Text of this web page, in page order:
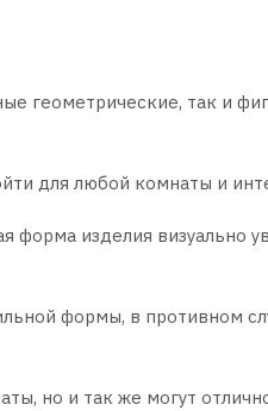
геометрические, так и
для любой комнаты и
форма изделия визуально
формы, в противном
но и так же могут